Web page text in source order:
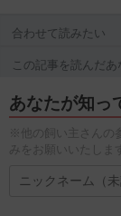
合わせて読みたい
この記事を読んだ
あなたが知っ
※他の飼い主さんの
みをお願いいたしま